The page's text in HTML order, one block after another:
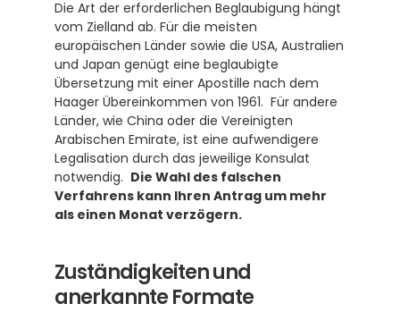
Die Art der erforderlichen Beglaubigung hängt
vom Zielland ab. Für die meisten
europäischen Länder sowie die USA, Australien
und Japan genügt eine beglaubigte
Übersetzung mit einer Apostille nach dem
Haager Übereinkommen von 1961.  Für andere
Länder, wie China oder die Vereinigten
Arabischen Emirate, ist eine aufwendigere
Legalisation durch das jeweilige Konsulat
notwendig. Die Wahl des falschen
Verfahrens kann Ihren Antrag um mehr
als einen Monat verzögern.
Zuständigkeiten und
anerkannte Formate